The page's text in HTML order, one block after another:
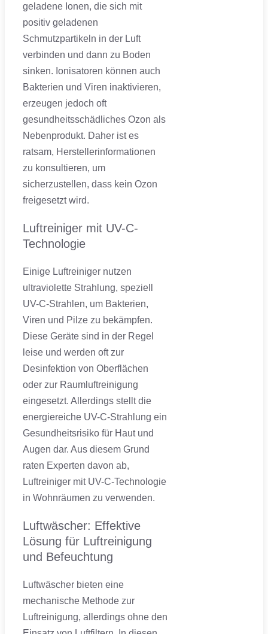
geladene Ionen, die sich mit
positiv geladenen
Schmutzpartikeln in der Luft
verbinden und dann zu Boden
sinken. Ionisatoren können auch
Bakterien und Viren inaktivieren,
erzeugen jedoch oft
gesundheitsschädliches Ozon als
Nebenprodukt. Daher ist es
ratsam, Herstellerinformationen
zu konsultieren, um
sicherzustellen, dass kein Ozon
freigesetzt wird.
Luftreiniger mit UV-C-
Technologie
Einige Luftreiniger nutzen
ultraviolette Strahlung, speziell
UV-C-Strahlen, um Bakterien,
Viren und Pilze zu bekämpfen.
Diese Geräte sind in der Regel
leise und werden oft zur
Desinfektion von Oberflächen
oder zur Raumluftreinigung
eingesetzt. Allerdings stellt die
energiereiche UV-C-Strahlung ein
Gesundheitsrisiko für Haut und
Augen dar. Aus diesem Grund
raten Experten davon ab,
Luftreiniger mit UV-C-Technologie
in Wohnräumen zu verwenden.
Luftwäscher: Effektive
Lösung für Luftreinigung
und Befeuchtung
Luftwäscher bieten eine
mechanische Methode zur
Luftreinigung, allerdings ohne den